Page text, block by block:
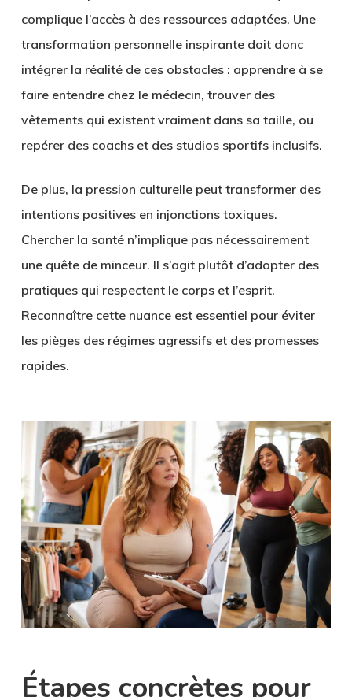
complique l’accès à des ressources adaptées. Une
transformation personnelle inspirante doit donc
intégrer la réalité de ces obstacles : apprendre à se
faire entendre chez le médecin, trouver des
vêtements qui existent vraiment dans sa taille, ou
repérer des coachs et des studios sportifs inclusifs.
De plus, la pression culturelle peut transformer des
intentions positives en injonctions toxiques.
Chercher la santé n’implique pas nécessairement
une quête de minceur. Il s’agit plutôt d’adopter des
pratiques qui respectent le corps et l’esprit.
Reconnaître cette nuance est essentiel pour éviter
les pièges des régimes agressifs et des promesses
rapides.
Étapes concrètes pour